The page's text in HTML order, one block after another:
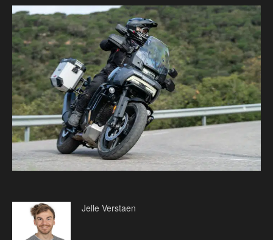
Jelle Verstaen